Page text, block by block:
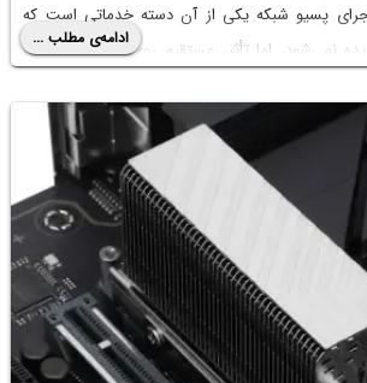
پسیو شبکه یکی از آن دسته خدماتی است که
نمی‌شود، اما تأثیر مستقیم روی سرعت اینترنت،
مقاله قصد داریم با زبانی ساده و بدون پیچیدگی‌های
سؤالات پاسخ بدهیم: پسیو شبکه دقیقاً چیست، چه
آن چگونه است، چه عواملی روی هزینه‌ی نهایی تأثیر
ادامه‌ی مطلب ...